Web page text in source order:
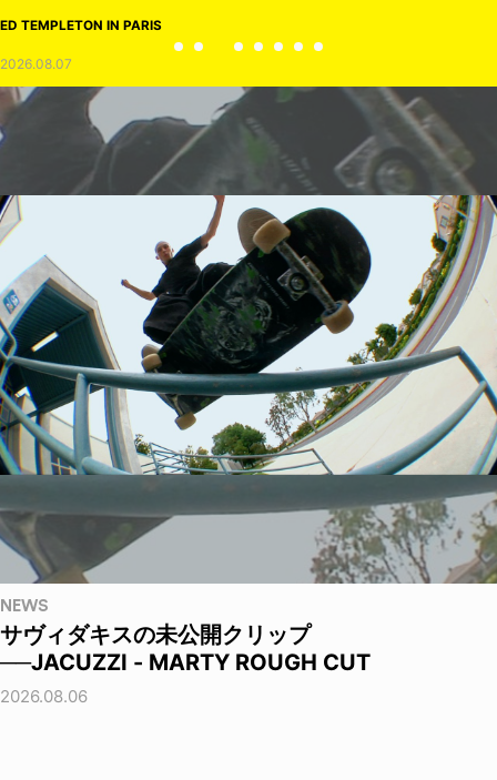
ED TEMPLETON IN PARIS
2026.08.07
NEWS
サヴィダキスの未公開クリップ
──JACUZZI - MARTY ROUGH CUT
2026.08.06